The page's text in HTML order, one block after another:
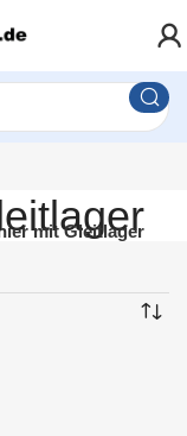
mit Gleitlager